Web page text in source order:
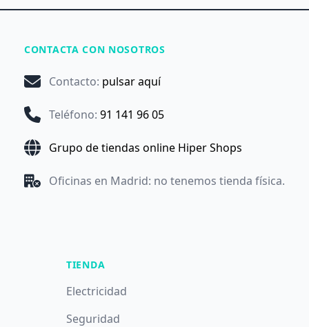
CONTACTA CON NOSOTROS
Contacto: pulsar aquí
Teléfono: 91 141 96 05
Grupo de tiendas online Hiper Shops
Oficinas en Madrid: no tenemos tienda física.
TIENDA
Electricidad
Seguridad